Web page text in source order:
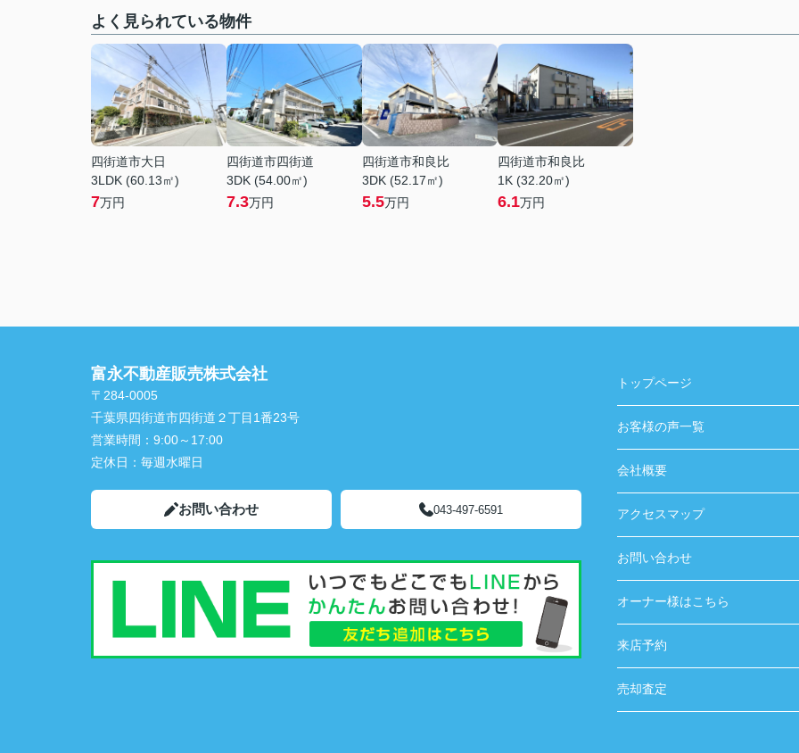
よく見られている物件
四街道市大日
3LDK (60.13㎡)
7万円
四街道市四街道
3DK (54.00㎡)
7.3万円
四街道市和良比
3DK (52.17㎡)
5.5万円
四街道市和良比
1K (32.20㎡)
6.1万円
富永不動産販売株式会社
〒284-0005
千葉県四街道市四街道２丁目1番23号
営業時間： 9:00～17:00
定休日： 毎週水曜日
お問い合わせ 043-497-6591
トップページ
お客様の声一覧
会社概要
アクセスマップ
お問い合わせ
オーナー様はこちら
来店予約
売却査定